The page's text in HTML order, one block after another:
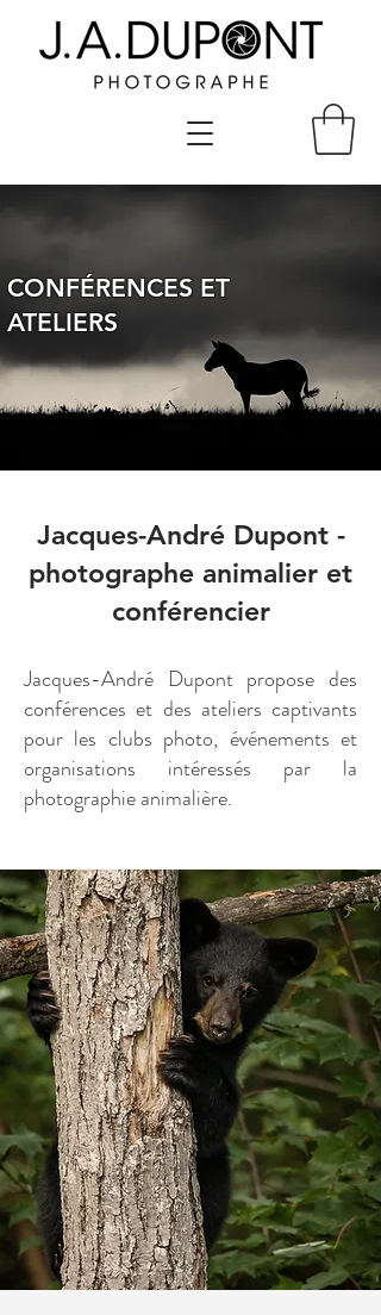
CONFÉRENCES ET
ATELIERS
Jacques-André Dupont -
photographe animalier et
conférencier
Jacques-André Dupont propose des
conférences et des ateliers captivants
pour les clubs photo, événements et
organisations intéressés par la
photographie animalière.